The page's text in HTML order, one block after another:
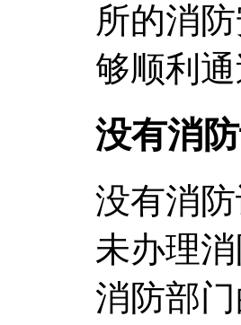
所的消
够顺利通
没有消
没有消
未办理
消防部